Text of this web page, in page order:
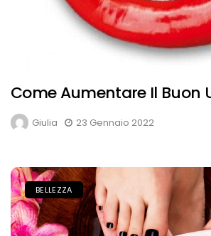
Come Aumentare Il Buon
Giulia 23 Gennaio 2022
BELLEZZA